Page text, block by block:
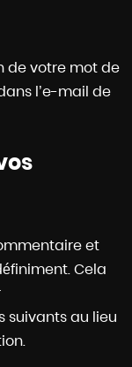
de votre mot de
l’e-mail de
et
Cela
au lieu